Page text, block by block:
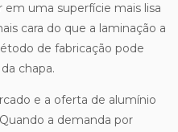
uma superfície mais lisa
cara do que a laminação a
de fabricação pode
chapa.
e a oferta de alumínio
a demanda por